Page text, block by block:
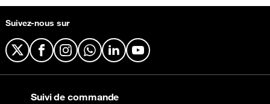
Suivez-nous sur
X FacebookInstagramWhatsApp
LinkedInYouTube
Suivi de commande